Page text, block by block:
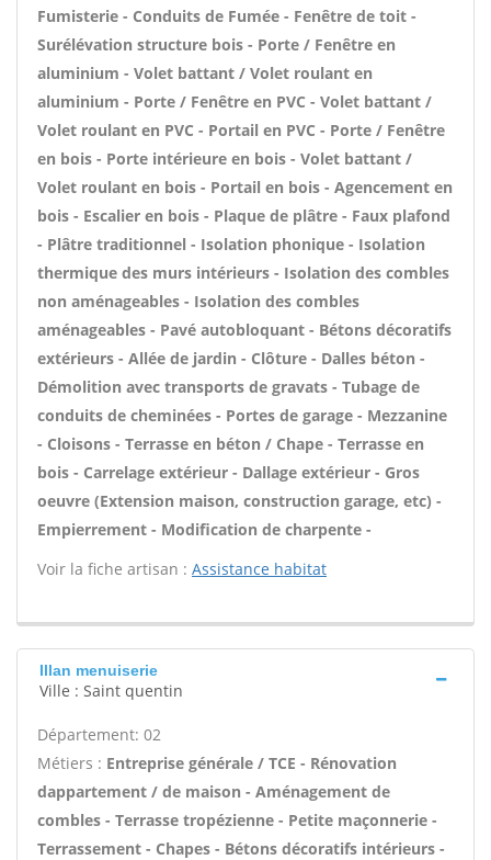
Fumisterie - Conduits de Fumée - Fenêtre de toit -
Surélévation structure bois - Porte / Fenêtre en
aluminium - Volet battant / Volet roulant en
aluminium - Porte / Fenêtre en PVC - Volet battant /
Volet roulant en PVC - Portail en PVC - Porte / Fenêtre
en bois - Porte intérieure en bois - Volet battant /
Volet roulant en bois - Portail en bois - Agencement en
bois - Escalier en bois - Plaque de plâtre - Faux plafond
- Plâtre traditionnel - Isolation phonique - Isolation
thermique des murs intérieurs - Isolation des combles
non aménageables - Isolation des combles
aménageables - Pavé autobloquant - Bétons décoratifs
extérieurs - Allée de jardin - Clôture - Dalles béton -
Démolition avec transports de gravats - Tubage de
conduits de cheminées - Portes de garage - Mezzanine
- Cloisons - Terrasse en béton / Chape - Terrasse en
bois - Carrelage extérieur - Dallage extérieur - Gros
oeuvre (Extension maison, construction garage, etc) -
Empierrement - Modification de charpente -
Voir la fiche artisan : Assistance habitat
Illan menuiserie
Ville : Saint quentin
Département: 02
Métiers : Entreprise générale / TCE - Rénovation
dappartement / de maison - Aménagement de
combles - Terrasse tropézienne - Petite maçonnerie -
Terrassement - Chapes - Bétons décoratifs intérieurs -